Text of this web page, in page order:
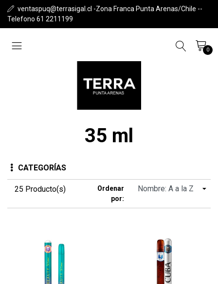
ventaspuq@terrasigal.cl -Zona Franca Punta Arenas/Chile --
Telefono 61 2211199
0
35 ml
CATEGORÍAS
25 Producto(s)
Ordenar
por: